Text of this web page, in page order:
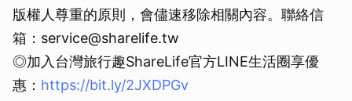
版權人尊重的原則，會儘速移除相關內容。聯絡信
箱：service@sharelife.tw
◎加入台灣旅行趣ShareLife官方LINE生活圈享優
惠： https://bit.ly/2JXDPGv